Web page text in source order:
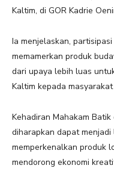
Kaltim, di GOR Kadrie
Ia menjelaskan,
memamerkan produk
dari upaya lebih luas
Kaltim kepada
Kehadiran Mahakam
diharapkan dapat
memperkenalkan produk
mendorong ekonomi